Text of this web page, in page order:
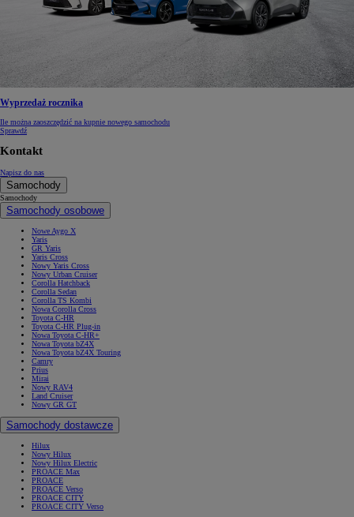
Wyprzedaż rocznika
Ile można zaoszczędzić na kupnie nowego samochodu
Sprawdź
Kontakt
Napisz do nas
Samochody
Samochody
Samochody osobowe
Nowe Aygo X
Yaris
GR Yaris
Yaris Cross
Nowy Yaris Cross
Nowy Urban Cruiser
Corolla Hatchback
Corolla Sedan
Corolla TS Kombi
Nowa Corolla Cross
Toyota C-HR
Toyota C-HR Plug-in
Nowa Toyota C-HR+
Nowa Toyota bZ4X
Nowa Toyota bZ4X Touring
Camry
Prius
Mirai
Nowy RAV4
Land Cruiser
Nowy GR GT
Samochody dostawcze
Hilux
Nowy Hilux
Nowy Hilux Electric
PROACE Max
PROACE
PROACE Verso
PROACE CITY
PROACE CITY Verso